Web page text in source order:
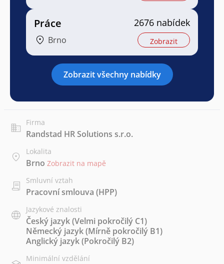
Práce
Brno
2676 nabídek
Zobrazit
Zobrazit všechny nabídky
Firma
Randstad HR Solutions s.r.o.
Lokalita
Brno Zobrazit na mapě
Smluvní vztah
Pracovní smlouva (HPP)
Jazykové znalosti
Český jazyk(Velmi pokročilý C1)
Německý jazyk(Mírně pokročilý B1)
Anglický jazyk(Pokročilý B2)
Minimální vzdělání